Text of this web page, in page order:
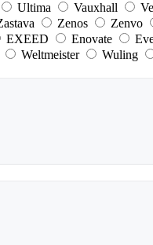
Ultima Vauxhall
Zenos Zenvo
EXEED Enovate
Weltmeister Wuling